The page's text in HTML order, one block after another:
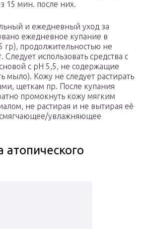
15 мин. после них.
и ежедневный уход за
ежедневное купание в
гр), продолжительностью не
использовать средства с
с рН 5,5, не содержащие
мыло). Кожу не следует растирать
щеткам пр. После купания
промокнуть кожу мягким
не растирая и не вытирая её
смягчающее/увлажняющее
атопического